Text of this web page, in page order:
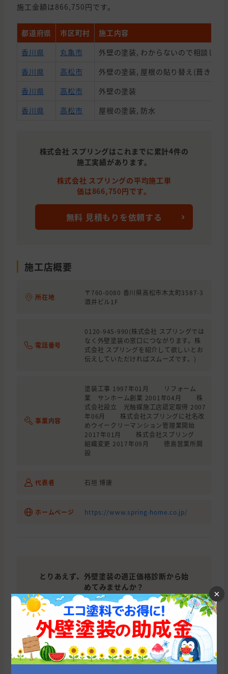
施工金額は866,750円です。
都道府県 市区町村
施工内容
香川県
丸亀市
外壁の塗装, わからないので相談した
香川県
高松市
外壁の塗装, 屋根の貼り替え(葺き替
香川県
高松市
外壁の塗装
香川県
高松市 屋根の塗装, 防水
株式会社 スプリングはこれまでに累計4件の
施工実績があります。
株式会社 スプリングの平均施工単
価は866,750円です。
無料 見積もりを依頼する
施工店概要
所在地
〒760-0080 香川県高松市木太町3587-3
酒井ビル1F
電話番号
0120-945-990(株式会社 スプリングでは
なく外壁塗装の窓口につながります。株
式会社 スプリングを紹介して欲しいとお
伝えしていただければスムーズです。)
事業内容
塗装工事 1997年01月 リフォーム
業 サンホーム創業 2001年04月 株
式会社設立 光触媒施工店認定取得 2007
年06月 株式会社スプリングに社名改
めウイークリーマンション管理業開始
2017年01月 株式会社スプリング
組織変更 2017年09月 徳島営業所開
設
代表者 石垣 博康
ホームページ https://www.spring-home.co.jp/
とりあえず、外壁塗装の適正価格診断から始
めてみませんか？
たった10秒であなたに会う優良塗
装業者を紹介！
今すぐ適正相場をチェックする
×